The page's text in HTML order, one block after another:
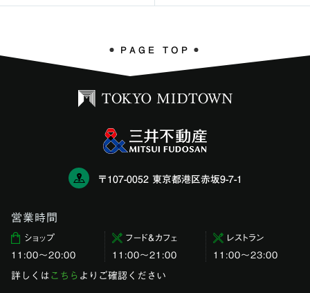
PAGE TOP
〒107-0052 東京都港区赤坂9-7-1
営業時間
ショップ
11:00〜20:00
フード＆カフェ
11:00～21:00
レストラン
11:00〜23:00
詳しくは こちら よりご確認ください